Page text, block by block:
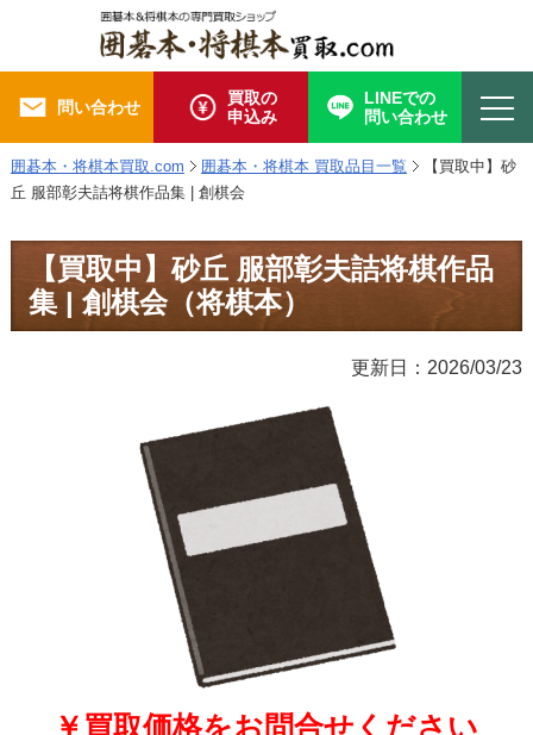
問い合わせ
買取の
申込み
LINEでの
問い合わせ
囲碁本・将棋本買取.com 囲碁本・将棋本 買取品目一覧
【買取中】砂
丘 服部彰夫詰将棋作品集 | 創棋会
【買取中】砂丘 服部彰夫詰将棋作品
集 | 創棋会（将棋本）
更新日：2026/03/23
￥買取価格をお問合せください